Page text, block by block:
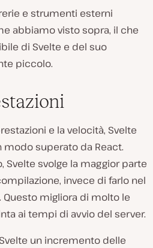
e strumenti esterni
abbiamo visto sopra, il che
di Svelte e del suo
piccolo.
e la velocità, Svelte
superato da React.
Svelte svolge la maggior parte
invece di farlo nel
migliora di molto le
ai tempi di avvio del server.
un incremento delle